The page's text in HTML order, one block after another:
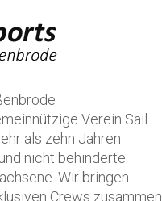
Verein Sail
als zehn Jahren
nicht behinderte
Wir bringen
Crews zusammen